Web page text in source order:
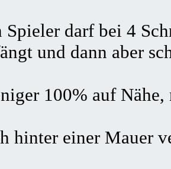
Spieler darf bei 4
und dann aber
100% auf
hinter einer Mauer